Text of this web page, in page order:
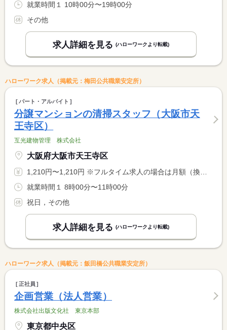
就業時間１ 10時00分〜19時00分
その他
求人詳細を見る (ハローワークより転載)
ハローワーク求人（掲載元：梅田公共職業安定所）
パート・アルバイト
分譲マンションの清掃スタッフ（大阪市天
王寺区）
互光建物管理 株式会社
大阪府大阪市天王寺区
1,210円〜1,210円 ※フルタイム求人の場合は月額（換算額）、パート求人の場合は時間額を表示しています。
就業時間１ 8時00分〜11時00分
祝日，その他
求人詳細を見る (ハローワークより転載)
ハローワーク求人（掲載元：飯田橋公共職業安定所）
正社員
企画営業（法人営業）
株式会社出版文化社 東京本部
東京都中央区